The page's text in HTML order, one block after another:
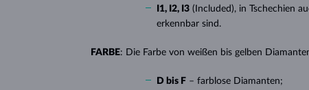
I1, I2, I3 (Included), in Tschechien
erkennbar sind.
FARBE: Die Farbe von weißen bis gelben
D bis F – farblose Diamanten;